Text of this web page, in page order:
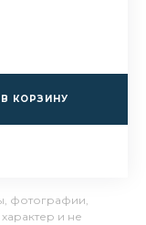
В КОРЗИНУ
фотографии,
и не